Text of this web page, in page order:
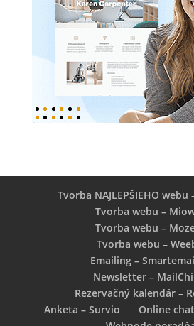
Tvorba NAJLEPŠIEHO webu
Tvorba webu –
Tvorba webu –
Tvorba webu –
Emailing –
Newsletter –
Rezervačný kalendár –
Anketa – Survio
Online